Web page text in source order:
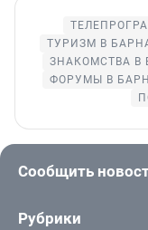
ТУРИЗМ В
ЗНАКОМСТВА В
ФОРУМЫ В
Сообщить
Рубрики